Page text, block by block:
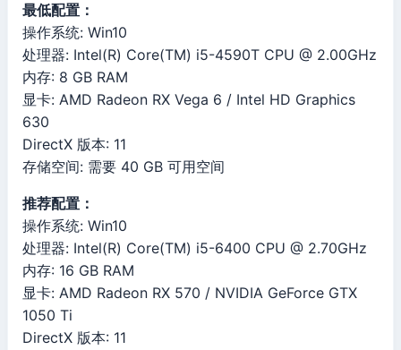
最低配置：
操作系统: Win10
处理器: Intel(R) Core(TM) i5-4590T CPU @ 2.00GHz
内存: 8 GB RAM
显卡: AMD Radeon RX Vega 6 / Intel HD Graphics
630
DirectX 版本: 11
存储空间: 需要 40 GB 可用空间
推荐配置：
操作系统: Win10
处理器: Intel(R) Core(TM) i5-6400 CPU @ 2.70GHz
内存: 16 GB RAM
显卡: AMD Radeon RX 570 / NVIDIA GeForce GTX
1050 Ti
DirectX 版本: 11